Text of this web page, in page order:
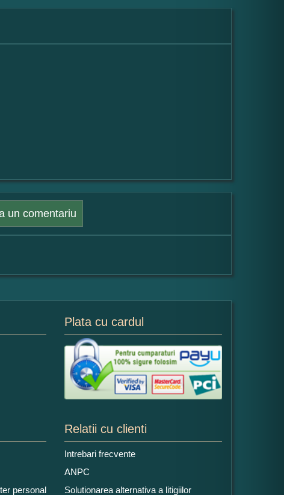
un comentariu
Plata cu cardul
personal
Relatii cu clienti
Intrebari frecvente
ANPC
Solutionarea alternativa a litigiilor